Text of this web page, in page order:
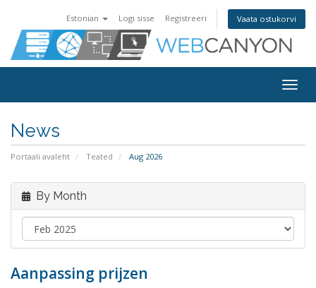
Estonian Logi sisse Registreeri Vaata ostukorvi
News
Portaali avaleht Teated Aug 2026
By Month
Aanpassing prijzen